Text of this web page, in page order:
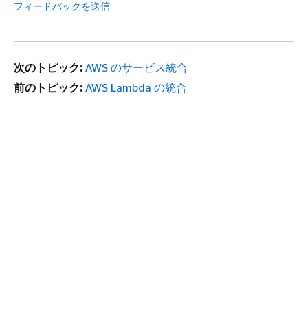
フィードバックを送信
次のトピック: AWS のサービス統合
前のトピック: AWS Lambda の統合